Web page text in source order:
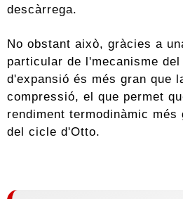
descàrrega.
No obstant això, gràcies a
particular de l'mecanisme
d'expansió és més gran que
compressió, el que permet
rendiment termodinàmic més
del cicle d'Otto.